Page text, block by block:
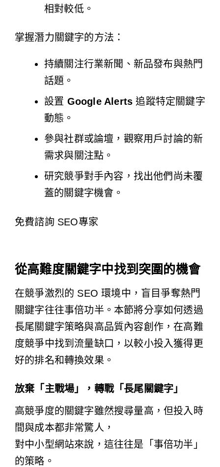
相對較低。
掌握潛力關鍵字的方法：
持續關注行業新聞、新品發布與熱門
話題。
設置 Google Alerts 追蹤特定關鍵字
動態。
參與社群或論壇，觀察用戶討論的新
需求與關注點。
研究競爭對手內容，找出他們尚未覆
蓋的關鍵字機會。
免費諮詢 SEO專家
從高難度關鍵字中找到突圍的機會
在競爭激烈的 SEO 環境中，盲目爭奪熱門
關鍵字往往事倍功半。本節將分享如何透過
長尾關鍵字策略與高品質內容創作，在高難
度競爭中找到流量缺口，以較小投入獲得更
好的排名和轉換效果。
放棄「主戰場」，轉戰「長尾關鍵字」
高競爭度的關鍵字雖然搜尋量高，但投入時
間與成本都非常驚人，
對中小型網站來說，這往往是「事倍功半」
的策略。